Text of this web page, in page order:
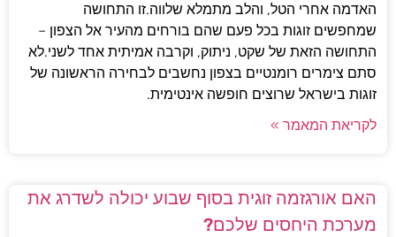
האדמה אחרי הטל, והלב מתמלא שלווה.זו התחושה
שמחפשים זוגות בכל פעם שהם בורחים מהעיר אל הצפון –
התחושה הזאת של שקט, ניתוק, וקרבה אמיתית אחד לשני.לא
סתם צימרים רומנטיים בצפון נחשבים לבחירה הראשונה של
זוגות בישראל שרוצים חופשה אינטימית.
לקריאת המאמר »
האם אורגזמה זוגית בסוף שבוע יכולה לשדרג את
מערכת היחסים שלכם?